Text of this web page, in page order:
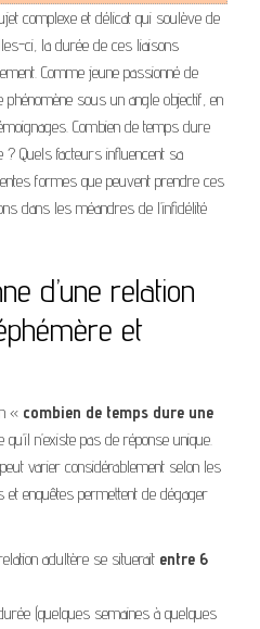
complexe et délicat qui soulève de
ci, la durée de ces liaisons
Comme jeune passionné de
phénomène sous un angle objectif, en
Combien de temps dure
? Quels facteurs influencent sa
formes que peuvent prendre ces
dans les méandres de l’infidélité
d’une relation
et
« combien de temps dure une
n’existe pas de réponse unique.
varier considérablement selon les
enquêtes permettent de dégager
adultère se situerait entre 6
(quelques semaines à quelques